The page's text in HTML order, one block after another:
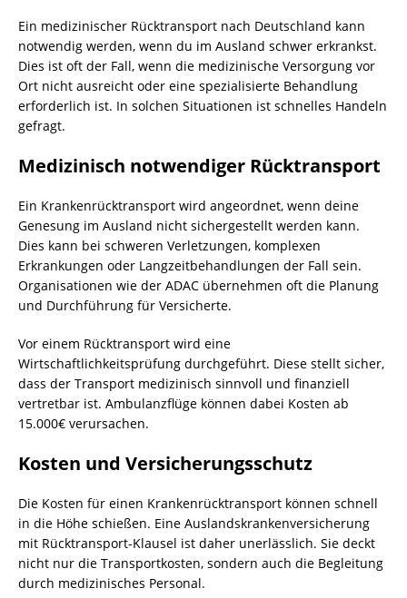
Ein medizinischer Rücktransport nach Deutschland kann
notwendig werden, wenn du im Ausland schwer erkrankst.
Dies ist oft der Fall, wenn die medizinische Versorgung vor
Ort nicht ausreicht oder eine spezialisierte Behandlung
erforderlich ist. In solchen Situationen ist schnelles Handeln
gefragt.
Medizinisch notwendiger Rücktransport
Ein Krankenrücktransport wird angeordnet, wenn deine
Genesung im Ausland nicht sichergestellt werden kann.
Dies kann bei schweren Verletzungen, komplexen
Erkrankungen oder Langzeitbehandlungen der Fall sein.
Organisationen wie der ADAC übernehmen oft die Planung
und Durchführung für Versicherte.
Vor einem Rücktransport wird eine
Wirtschaftlichkeitsprüfung durchgeführt. Diese stellt sicher,
dass der Transport medizinisch sinnvoll und finanziell
vertretbar ist. Ambulanzflüge können dabei Kosten ab
15.000€ verursachen.
Kosten und Versicherungsschutz
Die Kosten für einen Krankenrücktransport können schnell
in die Höhe schießen. Eine Auslandskrankenversicherung
mit Rücktransport-Klausel ist daher unerlässlich. Sie deckt
nicht nur die Transportkosten, sondern auch die Begleitung
durch medizinisches Personal.